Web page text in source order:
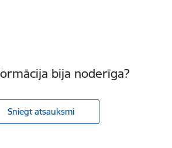
bija noderīga?
Sniegt atsauksmi